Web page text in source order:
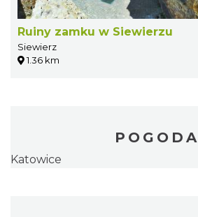
Ruiny zamku w Siewierzu
Siewierz
1.36 km
POGODA
Katowice